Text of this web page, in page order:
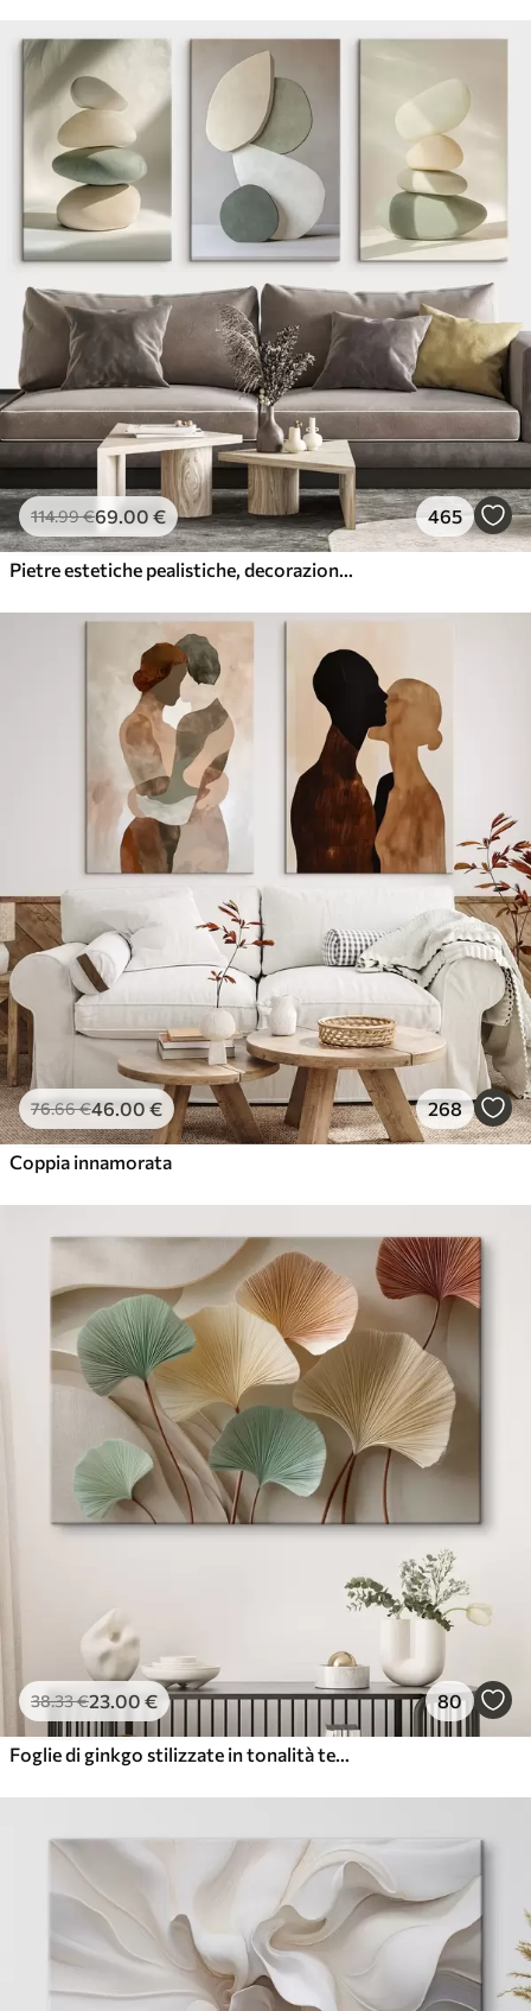
114.99€69.00 € 465
Pietre estetiche pealistiche, decorazione della casa, illuminazione naturale
76.66€46.00 € 268
Coppia innamorata
38.33€23.00 € 80
Foglie di ginkgo stilizzate in tonalità tenui